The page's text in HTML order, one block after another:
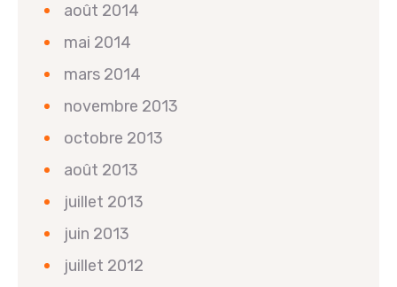
août 2014
mai 2014
mars 2014
novembre 2013
octobre 2013
août 2013
juillet 2013
juin 2013
juillet 2012